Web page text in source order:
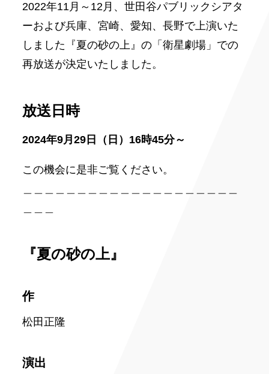
2022年11月～12月、世田谷パブリックシアタ
ーおよび兵庫、宮崎、愛知、長野で上演いた
しました『夏の砂の上』の「衛星劇場」での
再放送が決定いたしました。
放送日時
2024年9月29日（日）16時45分～
この機会に是非ご覧ください。
『夏の砂の上』
作
松田正隆
演出